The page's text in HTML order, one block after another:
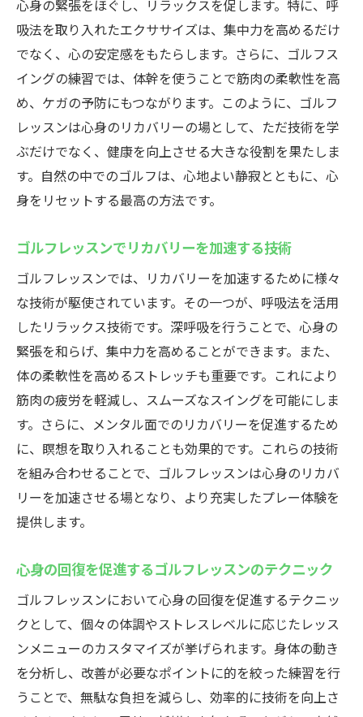
心身の緊張をほぐし、リラックスを促します。特に、呼
吸法を取り入れたエクササイズは、集中力を高めるだけ
でなく、心の安定感をもたらします。さらに、ゴルフス
イングの練習では、体幹を使うことで筋肉の柔軟性を高
め、ケガの予防にもつながります。このように、ゴルフ
レッスンは心身のリカバリーの場として、ただ技術を学
ぶだけでなく、健康を向上させる大きな役割を果たしま
す。自然の中でのゴルフは、心地よい静寂とともに、心
身をリセットする最高の方法です。
ゴルフレッスンでリカバリーを加速する技術
ゴルフレッスンでは、リカバリーを加速するために様々
な技術が駆使されています。その一つが、呼吸法を活用
したリラックス技術です。深呼吸を行うことで、心身の
緊張を和らげ、集中力を高めることができます。また、
体の柔軟性を高めるストレッチも重要です。これにより
筋肉の疲労を軽減し、スムーズなスイングを可能にしま
す。さらに、メンタル面でのリカバリーを促進するため
に、瞑想を取り入れることも効果的です。これらの技術
を組み合わせることで、ゴルフレッスンは心身のリカバ
リーを加速させる場となり、より充実したプレー体験を
提供します。
心身の回復を促進するゴルフレッスンのテクニック
ゴルフレッスンにおいて心身の回復を促進するテクニッ
クとして、個々の体調やストレスレベルに応じたレッス
ンメニューのカスタマイズが挙げられます。身体の動き
を分析し、改善が必要なポイントに的を絞った練習を行
うことで、無駄な負担を減らし、効率的に技術を向上さ